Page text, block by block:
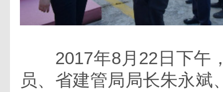
2017年8月22日下午
员、省建管局局长朱永斌